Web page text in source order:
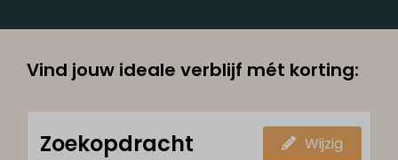
Vind jouw ideale verblijf mét korting:
Zoekopdracht Wijzig